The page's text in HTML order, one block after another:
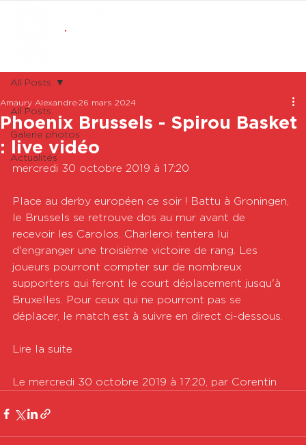
All Posts
Galerie photos
Actualités
All Posts
Phoenix Brussels - Spirou Basket
: live vidéo
Amaury Alexandre 26 mars 2024
mercredi 30 octobre 2019 à 17:20
Place au derby européen ce soir ! Battu à Groningen,
le Brussels se retrouve dos au mur avant de
recevoir les Carolos. Charleroi tentera lui
d'engranger une troisième victoire de rang. Les
joueurs pourront compter sur de nombreux
supporters qui feront le court déplacement jusqu'à
Bruxelles. Pour ceux qui ne pourront pas se
déplacer, le match est à suivre en direct ci-dessous.
Lire la suite
Le mercredi 30 octobre 2019 à 17:20, par Corentin